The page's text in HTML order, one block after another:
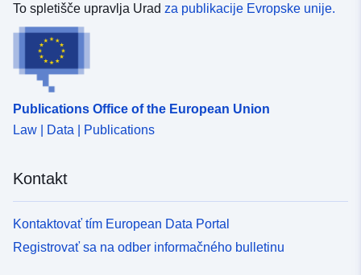
To spletišče upravlja Urad za publikacije Evropske unije.
Publications Office of the European Union
Law | Data | Publications
Kontakt
Kontaktovať tím European Data Portal
Registrovať sa na odber informačného bulletinu